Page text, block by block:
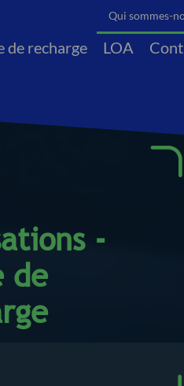
Qui sommes-
Restaurant
de recharge LOA
-
de